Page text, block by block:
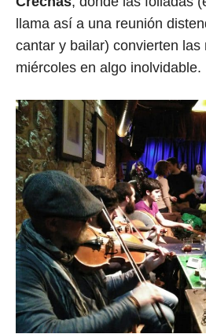
llama así a una reunión
cantar y bailar) convierten las
miércoles en algo inolvidable.